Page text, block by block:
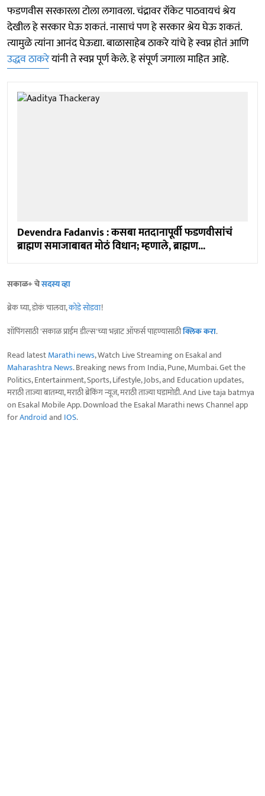
फडणवीस सरकारला टोला लगावला. चंद्रावर रॉकेट पाठवायचं श्रेय
देखील हे सरकार घेऊ शकतं. नासाचं पण हे सरकार श्रेय घेऊ शकतं.
त्यामुळे त्यांना आनंद घेऊद्या. बाळासाहेब ठाकरे यांचे हे स्वप्न होतं आणि
उद्धव ठाकरेयांनी ते स्वप्न पूर्ण केले. हे संपूर्ण जगाला माहित आहे.
Devendra Fadanvis : कसबा मतदानापूर्वी फडणवीसांचं
ब्राह्मण समाजाबाबत मोठं विधान; म्हणाले, ब्राह्मण...
सकाळ+ चेसदस्य व्हा
ब्रेक घ्या, डोकं चालवा,कोडे सोडवा!
शॉपिंगसाठी 'सकाळ प्राईम डील्स'च्या भन्नाट ऑफर्स पाहण्यासाठीक्लिक करा.
Read latestMarathi news, Watch Live Streaming on Esakal and
Maharashtra News. Breaking news from India, Pune, Mumbai. Get the
Politics, Entertainment, Sports, Lifestyle, Jobs, and Education updates,
मराठी ताज्या बातम्या, मराठी ब्रेकिंग न्यूज, मराठी ताज्या घडामोडी. And Live taja batmya
on Esakal Mobile App. Download the Esakal Marathi news Channel app
forAndroidand IOS.